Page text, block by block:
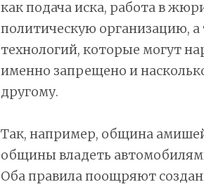
как подача иска, работа в
политическую организацию,
технологий, которые могут
именно запрещено и
другому.
Так, например, община
общины владеть
Оба правила поощряют